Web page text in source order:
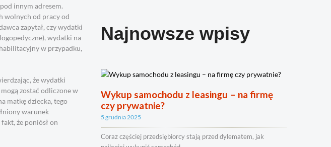
innym adresem.
wolnych od pracy od
zapytał, czy wydatki
wydatki na
w przypadku,
że wydatki
zostać odliczone w
matkę dziecka, tego
warunek
że poniósł on
Najnowsze wpisy
Wykup samochodu z leasingu – na firmę
czy prywatnie?
5 grudnia 2025
Coraz częściej przedsiębiorcy stają przed dylematem, jak